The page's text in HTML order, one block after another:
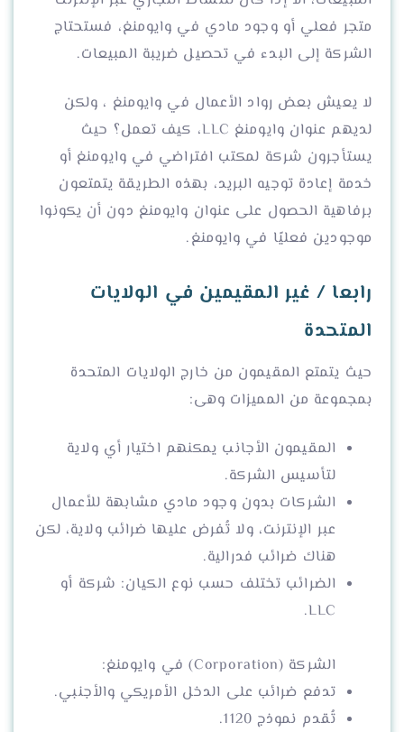
متجر فعلي أو وجود مادي في وايومنغ، فستحتاج
الشركة إلى البدء في تحصيل ضريبة المبيعات.
لا يعيش بعض رواد الأعمال في وايومنغ ، ولكن
لديهم عنوان وايومنغ LLC، كيف تعمل؟ حيث
يستأجرون شركة لمكتب افتراضي في وايومنغ أو
خدمة إعادة توجيه البريد، بهذه الطريقة يتمتعون
برفاهية الحصول على عنوان وايومنغ دون أن يكونوا
موجودين فعليًا في وايومنغ.
رابعا / غير المقيمين في الولايات
المتحدة
حيث يتمتع المقيمون من خارج الولايات المتحدة
بمجموعة من المميزات وهى:
المقيمون الأجانب يمكنهم اختيار أي ولاية
لتأسيس الشركة.
الشركات بدون وجود مادي مشابهة للأعمال
عبر الإنترنت، ولا تُفرض عليها ضرائب ولاية، لكن
هناك ضرائب فدرالية.
الضرائب تختلف حسب نوع الكيان: شركة أو
LLC.
الشركة (Corporation) في وايومنغ:
تدفع ضرائب على الدخل الأمريكي والأجنبي.
تُقدم نموذج 1120.